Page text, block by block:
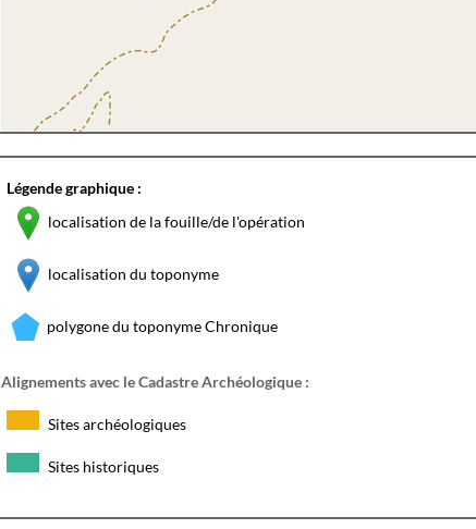
Légende graphique :
localisation de la fouille/de l'opération
localisation du toponyme
polygone du toponyme Chronique
Alignements avec le Cadastre Archéologique :
Sites archéologiques
Sites historiques